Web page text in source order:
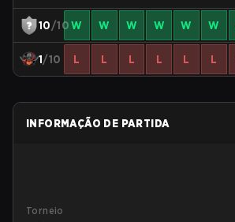
10/10W W W W W W
1/10 L L L L L L
INFORMAÇÃO DE PARTIDA
Torneio